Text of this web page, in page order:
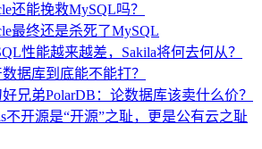
还能挽救MySQL吗？
最终还是杀死了MySQL
性能越来越差，Sakila将何去何从？
数据库到底能不能打？
好兄弟PolarDB：论数据库该卖什么价？
不开源是“开源”之耻，更是公有云之耻